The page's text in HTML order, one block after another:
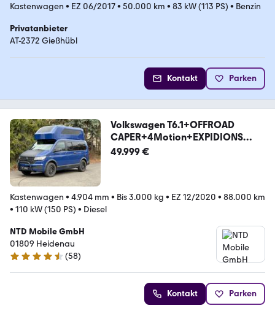
Kastenwagen • EZ 06/2017• 50.000 km • 83 kW (113 PS) • Benzin
Privatanbieter
AT-2372 Gießhübl
Kontakt Parken
Volkswagen T6.1+OFFROAD
CAPER+4Motion+EXPIDIONS
CAMPER+
49.999 €
Kastenwagen • 4.904 mm • Bis 3.000 kg • EZ 12/2020 • 88.000 km
• 110 kW (150 PS) • Diesel
NTD Mobile GmbH
01809 Heidenau
4.3 Sterne
(58)
Kontakt Parken